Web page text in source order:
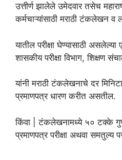
उत्तीर्ण झालेले उमेदवार तसेच
कर्मचाऱ्यांसाठी मराठी टंकलेखन
यातील परीक्षा घेण्यासाठी
शासकीय परीक्षा विभाग, शिक्षण
यांनी मराठी टंकलेखनाचे दर
प्रमाणपत्र धारण करीत असतील.
किंवा | टंकलेखनामध्ये ५० टक्के
प्रमाणपत्र परीक्षा अथवा समतुल्य